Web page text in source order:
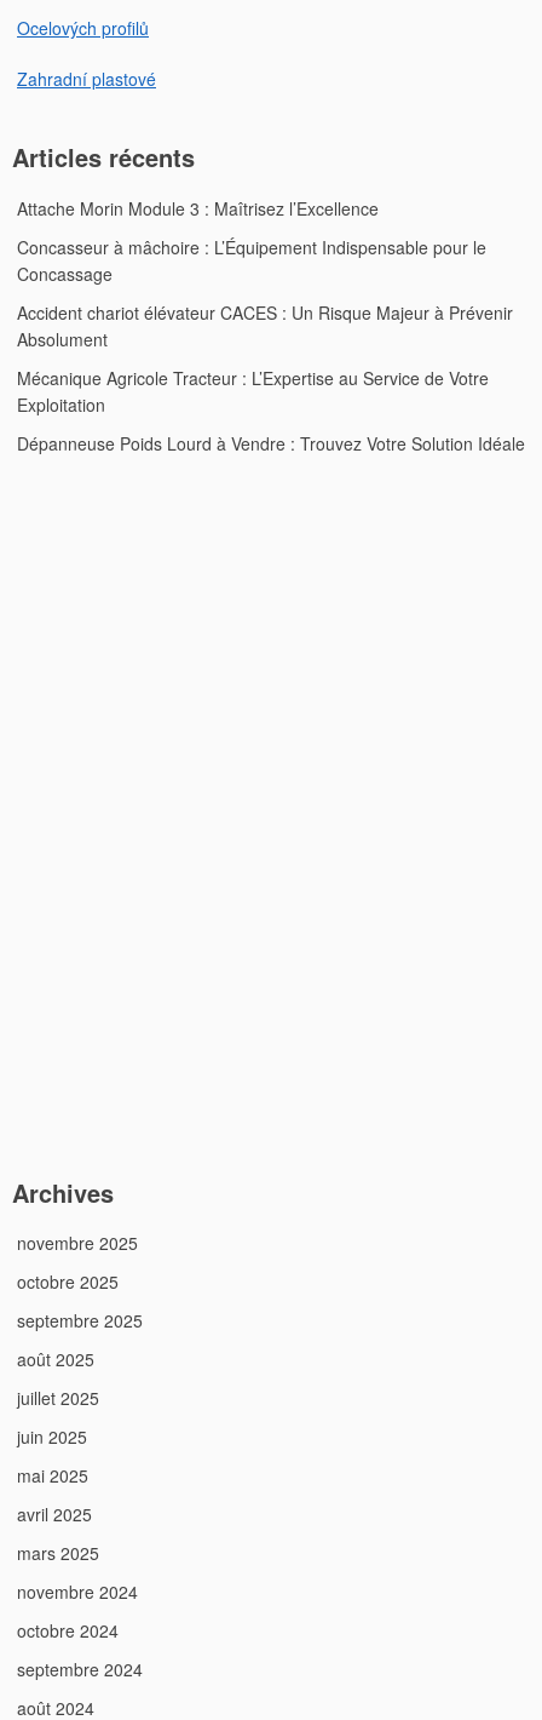
Ocelových profilů
Zahradní plastové
Articles récents
Attache Morin Module 3 : Maîtrisez l’Excellence
Concasseur à mâchoire : L’Équipement Indispensable pour le
Concassage
Accident chariot élévateur CACES : Un Risque Majeur à Prévenir
Absolument
Mécanique Agricole Tracteur : L’Expertise au Service de Votre
Exploitation
Dépanneuse Poids Lourd à Vendre : Trouvez Votre Solution Idéale
Archives
novembre 2025
octobre 2025
septembre 2025
août 2025
juillet 2025
juin 2025
mai 2025
avril 2025
mars 2025
novembre 2024
octobre 2024
septembre 2024
août 2024